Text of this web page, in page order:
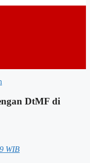
DtMF di
WIB